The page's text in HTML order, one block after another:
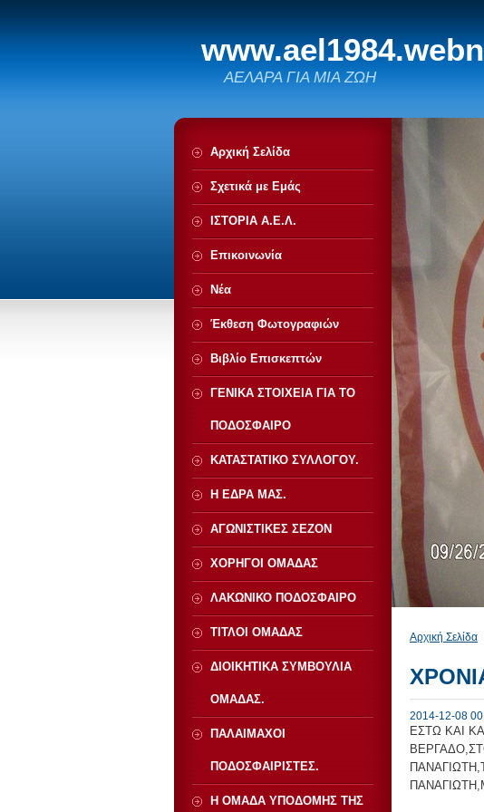
ΑΕΛΑΡΑ ΓΙΑ ΜΙΑ ΖΩΗ
Αρχική Σελίδα
2014-12-08
ΕΣΤΩ ΚΑΙ
Αρχική Σελίδα
Σχετικά με Eμάς
ΙΣΤΟΡΙΑ Α.Ε.Λ.
Επικοινωνία
Νέα
Έκθεση Φωτογραφιών
Βιβλίο Επισκεπτών
ΓΕΝΙΚΑ ΣΤΟΙΧΕΙΑ ΓΙΑ ΤΟ
ΠΟΔΟΣΦΑΙΡΟ
ΚΑΤΑΣΤΑΤΙΚΟ ΣΥΛΛΟΓΟΥ.
Η ΕΔΡΑ ΜΑΣ.
ΑΓΩΝΙΣΤΙΚΕΣ ΣΕΖΟΝ
ΧΟΡΗΓΟΙ ΟΜΑΔΑΣ
ΛΑΚΩΝΙΚΟ ΠΟΔΟΣΦΑΙΡΟ
ΤΙΤΛΟΙ ΟΜΑΔΑΣ
ΔΙΟΙΚΗΤΙΚΑ ΣΥΜΒΟΥΛΙΑ
ΟΜΑΔΑΣ.
ΠΑΛΑΙΜΑΧΟΙ
ΠΟΔΟΣΦΑΙΡΙΣΤΕΣ.
Η ΟΜΑΔΑ ΥΠΟΔΟΜΗΣ ΤΗΣ